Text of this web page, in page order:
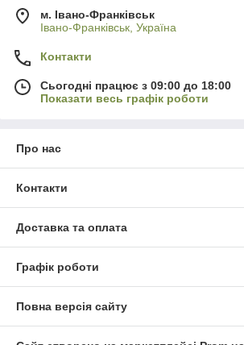
м. Івано-Франківськ
Івано-Франківськ, Україна
Контакти
Сьогодні працює з 09:00 до 18:00
Показати весь графік роботи
Про нас
Контакти
Доставка та оплата
Графік роботи
Повна версія сайту